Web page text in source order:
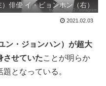
俳優 イ・ビョンホン（右）
2021.02.03
ン・ジョンハン）が超大
させていたことが明らか
となっている。